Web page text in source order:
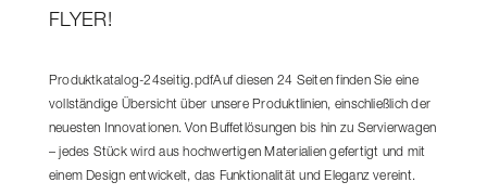
FLYER!
Produktkatalog-24seitig.pdfAuf diesen 24 Seiten finden Sie eine
vollständige Übersicht über unsere Produktlinien, einschließlich der
neuesten Innovationen. Von Buffetlösungen bis hin zu Servierwagen
– jedes Stück wird aus hochwertigen Materialien gefertigt und mit
einem Design entwickelt, das Funktionalität und Eleganz vereint.